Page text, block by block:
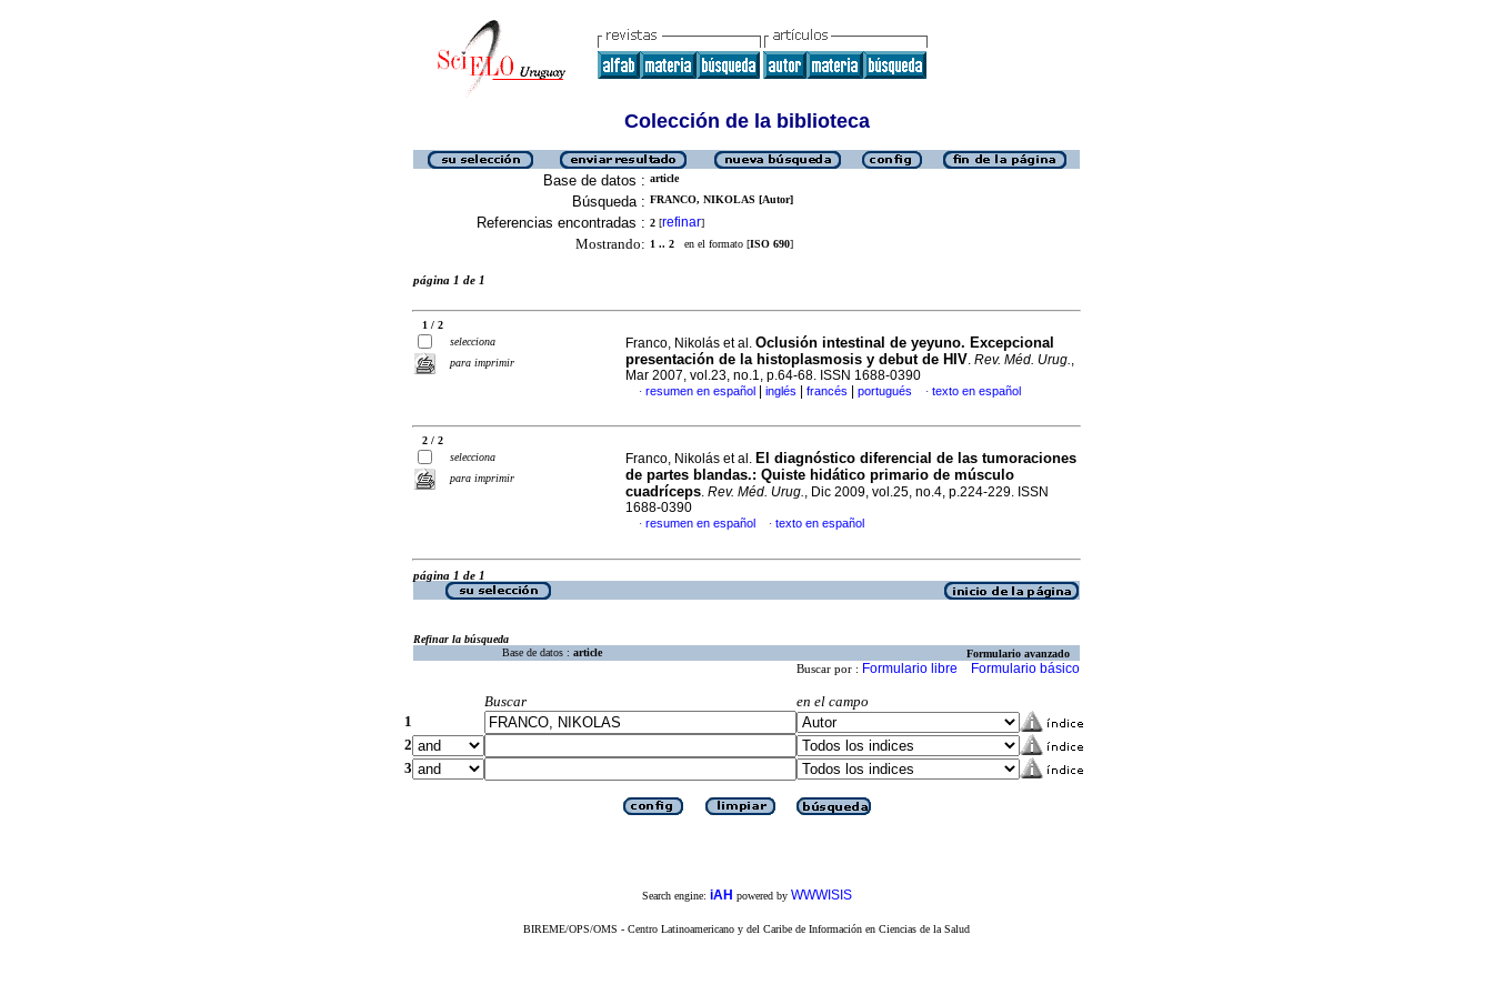
Colección de la biblioteca
Base de datos : article
Búsqueda : FRANCO, NIKOLAS [Autor]
Referencias encontradas : 2 [refinar]
Mostrando: 1 .. 2 en el formato [ISO 690]
página 1 de 1
1 / 2
selecciona
para imprimir
Franco, Nikolás et al. Oclusión intestinal de yeyuno. Excepcional
presentación de la histoplasmosis y debut de HIV. Rev. Méd. Urug.,
Mar 2007, vol.23, no.1, p.64-68. ISSN 1688-0390
· resumen en español inglés francés portugués · texto en español
2 / 2
selecciona
para imprimir
Franco, Nikolás et al. El diagnóstico diferencial de las tumoraciones
de partes blandas.: Quiste hidático primario de músculo
cuadríceps. Rev. Méd. Urug., Dic 2009, vol.25, no.4, p.224-229. ISSN
1688-0390
· resumen en español · texto en español
página 1 de 1
Refinar la búsqueda
Base de datos : article Formulario avanzado
Buscar por : Formulario libre Formulario básico
Buscar
en el campo
1
2
3
Search engine: iAH powered by WWWISIS
BIREME/OPS/OMS - Centro Latinoamericano y del Caribe de Información en Ciencias de la Salud